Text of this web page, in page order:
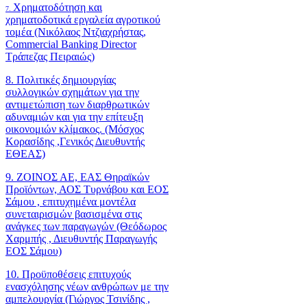
7. Χρηματοδότηση και
χρηματοδοτικά εργαλεία αγροτικού
τομέα (Νικόλαος Ντζιαχρήστας,
Commercial Banking Director
Τράπεζας Πειραιώς)
8. Πολιτικές δημιουργίας
συλλογικών σχημάτων για την
αντιμετώπιση των διαρθρωτικών
αδυναμιών και για την επίτευξη
οικονομιών κλίμακος. (Μόσχος
Κορασίδης ,Γενικός Διευθυντής
ΕΘΕΑΣ)
9. ΖΟΙΝΟΣ ΑΕ, ΕΑΣ Θηραϊκών
Προϊόντων, ΑΟΣ Τυρνάβου και ΕΟΣ
Σάμου , επιτυχημένα μοντέλα
συνεταιρισμών βασισμένα στις
ανάγκες των παραγωγών (Θεόδωρος
Χαρμπής , Διευθυντής Παραγωγής
ΕΟΣ Σάμου)
10. Προϋποθέσεις επιτυχούς
ενασχόλησης νέων ανθρώπων με την
αμπελουργία (Γιώργος Τσινίδης ,